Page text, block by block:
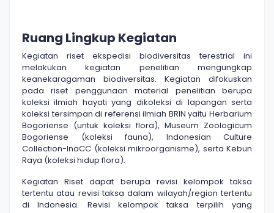
Ruang Lingkup Kegiatan
Kegiatan riset ekspedisi biodiversitas terestrial ini
melakukan kegiatan penelitian mengungkap
keanekaragaman biodiversitas. Kegiatan difokuskan
pada riset penggunaan material penelitian berupa
koleksi ilmiah hayati yang dikoleksi di lapangan serta
koleksi tersimpan di referensi ilmiah BRIN yaitu Herbarium
Bogoriense (untuk koleksi flora), Museum Zoologicum
Bogoriense (koleksi fauna), Indonesian Culture
Collection-InaCC (koleksi mikroorganisme), serta Kebun
Raya (koleksi hidup flora).
Kegiatan Riset dapat berupa revisi kelompok taksa
tertentu atau revisi taksa dalam wilayah/region tertentu
di Indonesia. Revisi kelompok taksa terpilih yang